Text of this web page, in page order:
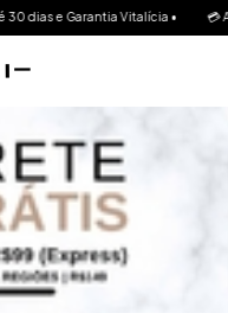
Vitalícia • 💳 Agora você pode